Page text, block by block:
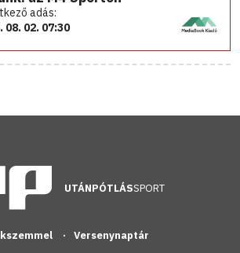
adás:
08. 02. 07:30
UTÁNPÓTLÁSSPORT
Versenynaptár